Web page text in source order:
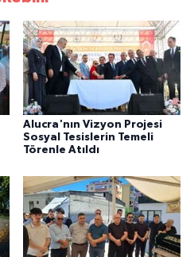
Alucra'nın Vizyon Projesi
Sosyal Tesislerin Temeli
Törenle Atıldı